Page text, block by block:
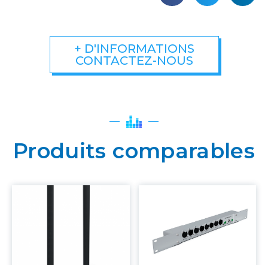
+ D'INFORMATIONS
CONTACTEZ-NOUS
Produits comparables